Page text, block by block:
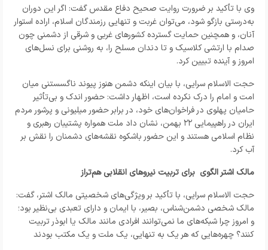
وی با تأکید بر ضرورت روایت صحیح دفاع مقدس گفت: اگر این دوران
به‌درستی بازگو شود، می‌توان غربت و تنهایی رزمندگان اسلام، اراده استوار
آنان، و همچنین حمایت گسترده کشورهای غربی و شرقی از دشمنی چون
صدام با ارتشی کلاسیک و تا دندان مسلح را، به‌ روشنی برای نسل‌های
امروز و آینده تبیین کرد.
حجت الاسلام سرایی، با بیان اینکه دشمن هنوز پیوند ناگسستنی میان
امت و امام را درک نکرده است، اظهار داشت: حضور اندک و بی‌تأثیر
حامیان پهلوی در فراخوان‌های خود، در برابر حضور میلیونی و پرشور مردم
ایران در راهپیمایی ۲۲ بهمن، نشان داد ملت همواره پشتیبان رهبری و
نظام اسلامی هستند و این حضور باشکوه نقشه‌های دشمنان را نقش بر
آب کرد.
مالک اشتر الگوی برای تربیت نیروهای انقلابی هم‌تراز
حجت الاسلام سرایی، با تأکید بر ویژگی‌های شخصیتی مالک اشتر، گفت:
مالک شخصی دشمن‌شناس، بصیر، با ایمان و دارای تعبدی بی‌نظیر بود؛
و امروز چرا شبکه‌های ما نمی‌توانند افرادی مانند مالک یا ابوذر تربیت
کنند؟ چهره‌هایی که هر یک به تنهایی، یک ملت و یک مکتب بودند